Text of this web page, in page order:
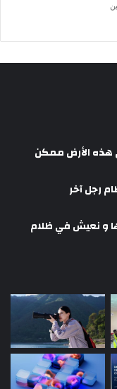
هذه الأرض ممكن
رجل آخر
و نعيش في ظلام